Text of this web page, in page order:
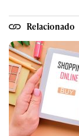
Relacionado